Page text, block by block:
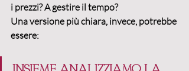
i prezzi? A gestire il tempo?
Una versione più chiara, invece, potrebbe
essere: